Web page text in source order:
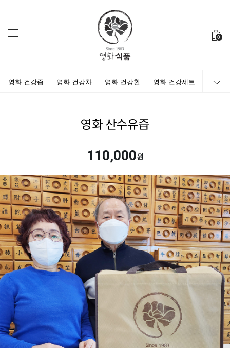
0
영화 건강즙 영화 건강차 영화 건강환 영화 건강세트
영화 산수유즙
110,000원